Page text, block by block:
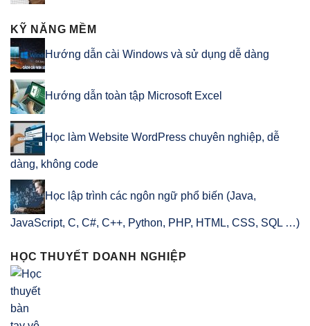
KỸ NĂNG MỀM
Hướng dẫn cài Windows và sử dụng dễ dàng
Hướng dẫn toàn tập Microsoft Excel
Học làm Website WordPress chuyên nghiệp, dễ
dàng, không code
Học lập trình các ngôn ngữ phổ biến (Java,
JavaScript, C, C#, C++, Python, PHP, HTML, CSS, SQL …)
HỌC THUYẾT DOANH NGHIỆP